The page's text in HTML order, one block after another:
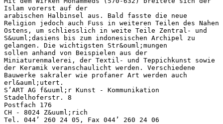
Islam vorerst auf der
arabischen Halbinsel aus. Bald fasste die neue
Religion jedoch auch Fuss in weiteren Teilen des Nahen
Ostens, um schliesslich in weite Teile Zentral- und
S&uuml;dasiens bis zum indonesischen Archipel zu
gelangen. Die wichtigsten Str&ouml;mungen
sollen anhand von Beispielen aus der
Miniaturenmalerei, der Textil- und Teppichkunst sowie
der Keramik veranschaulicht werden. Verschiedene
Bauwerke sakraler wie profaner Art werden auch
erl&auml;utert.
S’ART AG f&uuml;r Kunst - Kommunikation
Stadelhoferstr. 8
Postfach 176
CH - 8024 Z&uuml;rich
Tel. 044’ 260 24 05, Fax 044’ 260 24 06